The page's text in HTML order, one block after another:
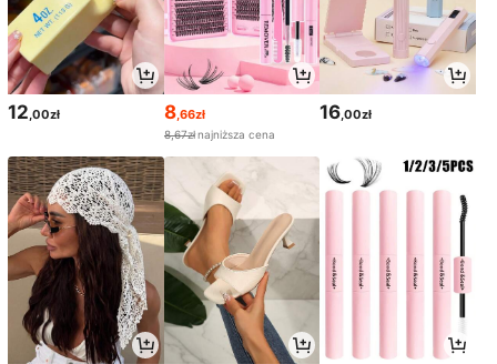
12,00zł 8,66zł
8,67złnajniższa cena
16,00zł